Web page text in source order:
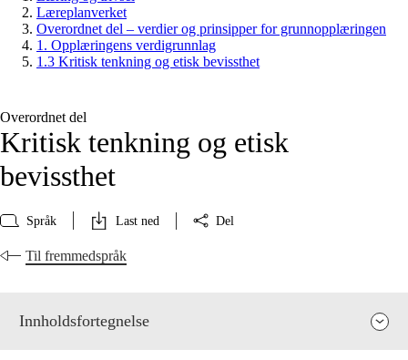
Læreplanverket
Overordnet del – verdier og prinsipper for grunnopplæringen
1. Opplæringens verdigrunnlag
1.3 Kritisk tenkning og etisk bevissthet
Overordnet del
Kritisk tenkning og etisk
bevissthet
Språk Last ned Del
Til fremmedspråk
Innholdsfortegnelse